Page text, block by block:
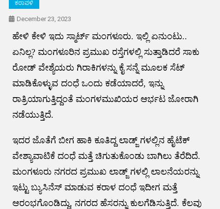
ಕರಾವಳಿ
December 23, 2023
ಹೇಳಿ ಕೇಳಿ ಇದು ಸ್ಮಾರ್ಟ್ ಮಂಗಳೂರು. ಇಲ್ಲಿ ಏನುಂಟು..
ಏನಿಲ್ಲ? ಮಂಗಳೂರಿನ ಪ್ರಮುಖ ರಸ್ತೆಗಳಲ್ಲಿ ಸುತ್ತಾಡಿದರೆ ಸಾಕು
ರೋಡ್ ವೇಶ್ಯೆಯರು ಗಿರಾಕಿಗಳನ್ನು ಕೈ ಸನ್ನೆ ಮೂಲಕ ಸೆಟ್
ಮಾಡಿಕೊಳ್ಳುವ ದಂಧೆ ಒಂದು ಕಡೆಯಾದರೆ, ಇನ್ನು
ರಾತ್ರಿಯಾಗುತ್ತಿದ್ದಂತೆ ಮಂಗಳಮುಖಿಯರ ಆರ್ಭಟ ಜೋರಾಗಿ
ನಡೆಯುತ್ತಿದೆ.
ಇದರ ಜೊತೆಗೆ ಬೀಗ ಹಾಕಿ ಕೂತಿದ್ದ ಲಾಡ್ಜ್ ಗಳಲ್ಲಿನ ಹೈಟೆಕ್
ವೇಶ್ಯಾವಾಟಿಕೆ ದಂಧೆ ಮತ್ತೆ ಚಿಗುತುಕೊಂಡು ಬಾಗಿಲು ತೆರೆದಿದೆ.
ಮಂಗಳೂರು ನಗರದ ಪ್ರಮುಖ ಲಾಡ್ಜ್ ಗಳಲ್ಲಿ ಲಾಲನೆಯರನ್ನು
ಇಟ್ಟು ಬ್ಯುಸಿನೆಸ್ ಮಾಡುವ ಕರಾಳ ದಂಧೆ ಇದೀಗ ಮತ್ತೆ
ಆರಂಭಗೊಂಡಿದ್ದು, ನಗರದ ಹೆಸರನ್ನು ಕುಲಗೆಡಿಸುತ್ತಿದೆ. ಕೆಲವು